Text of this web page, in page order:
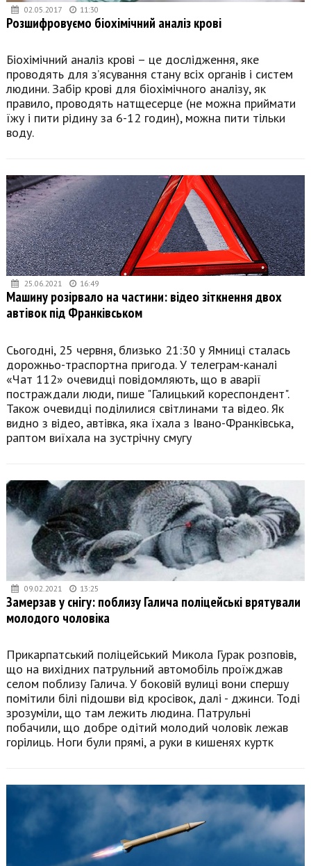
02.05.2017 11:30
Розшифровуємо біохімічний аналіз крові
Біохімічний аналіз крові – це дослідження, яке
проводять для з’ясування стану всіх органів і систем
людини. Забір крові для біохімічного аналізу, як
правило, проводять натщесерце (не можна приймати
їжу і пити рідину за 6-12 годин), можна пити тільки
воду.
25.06.2021 16:49
Машину розірвало на частини: відео зіткнення двох
автівок під Франківськом
Сьогодні, 25 червня, близько 21:30 у Ямниці сталась
дорожньо-траспортна пригода. У телеграм-каналі
«Чат 112» очевидці повідомляють, що в аварії
постраждали люди, пише "Галицький кореспондент".
Також очевидці поділилися світлинами та відео. Як
видно з відео, автівка, яка їхала з Івано-Франківська,
раптом виїхала на зустрічну смугу
09.02.2021 13:25
Замерзав у снігу: поблизу Галича поліцейські врятували
молодого чоловіка
Прикарпатський поліцейський Микола Гурак розповів,
що на вихідних патрульний автомобіль проїжджав
селом поблизу Галича. У боковій вулиці вони спершу
помітили білі підошви від кросівок, далі - джинси. Тоді
зрозуміли, що там лежить людина. Патрульні
побачили, що добре одітий молодий чоловік лежав
горілиць. Ноги були прямі, а руки в кишенях куртк